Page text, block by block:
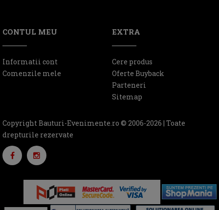
CONTUL MEU
Informatii cont
Comenzile mele
EXTRA
Cere produs
Oferte Buyback
Parteneri
Sitemap
Copyright Bauturi-Evenimente.ro © 2006-2026 | Toate
drepturile rezervate